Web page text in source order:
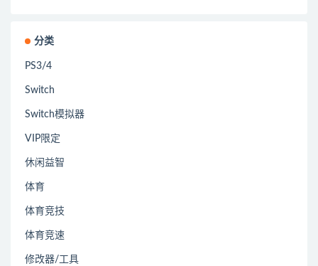
分类
PS3/4
Switch
Switch模拟器
VIP限定
休闲益智
体育
体育竞技
体育竞速
修改器/工具